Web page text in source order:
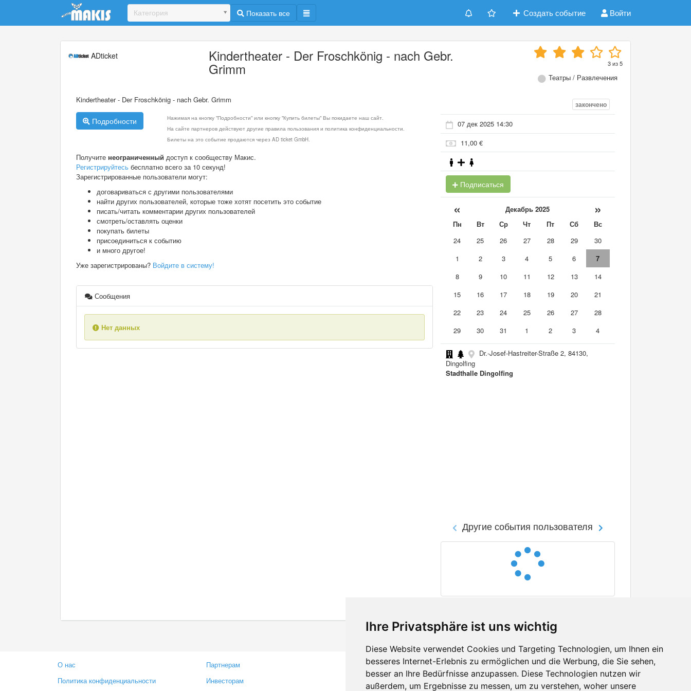
Ihre Privatsphäre ist uns wichtig
Diese Website verwendet Cookies und Targeting Technologien, um Ihnen ein
besseres Internet-Erlebnis zu ermöglichen und die Werbung, die Sie sehen,
besser an Ihre Bedürfnisse anzupassen. Diese Technologien nutzen wir
außerdem, um Ergebnisse zu messen, um zu verstehen, woher unsere
Update cookies preferences
Категория Показать все Создать событие Войти
ADticket Kindertheater - Der Froschkönig - nach Gebr.
Grimm 3из5
Театры / Развлечения
Kindertheater - Der Froschkönig - nach Gebr. Grimm
Подробности
Нажимая на кнопку "Подробности" или кнопку "Купить билеты" Вы покидаете наш сайт.
На сайте партнеров действуют другие правила пользования и политика конфиденциальности.
Билеты на это событие продаются через AD ticket GmbH.
Получите неограниченный доступ к сообществу Макис.
Регистрируйтесь бесплатно всего за 10 секунд!
Зарегистрированные пользователи могут:
договариваться с другими пользователями
найти других пользователей, которые тоже хотят посетить это событие
писать/читать комментарии других пользователей
смотреть/оставлять оценки
покупать билеты
присоединиться к событию
и много другое!
Уже зарегистрированы? Войдите в систему!
Сообщения
Нет данных
закончено
07 дек 2025 14:30
11,00 €
Подписаться
« Декабрь 2025 »
Пн Вт Ср Чт Пт Сб
Вс
24
25 26 27 28 29
30
1
2 3 4 5 6
7
8
9 10 11 12 13
14
15
16 17 18 19 20
21
22
23 24 25 26 27
28
29
30 31 1 2 3 4
Dr.-Josef-Hastreiter-Straße 2, 84130,
Dingolfing
Stadthalle Dingolfing
Другие события пользователя
О нас
Политика конфиденциальности
Партнерам
Инвесторам
Контакты
Оставить отзыв
Facebook
Twitter